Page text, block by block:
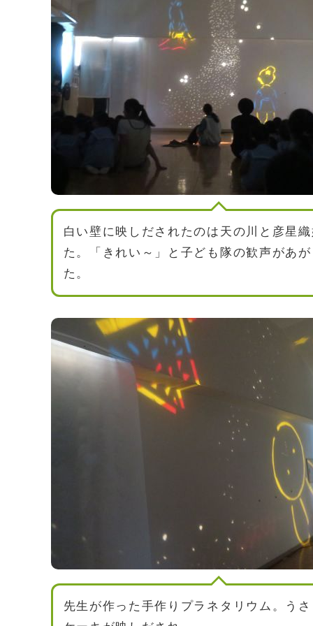
白い壁に映しだされたのは天の川と彦星
た。「きれい～」と子ども隊の歓声があ
た。
先生が作った手作りプラネタリウム。う